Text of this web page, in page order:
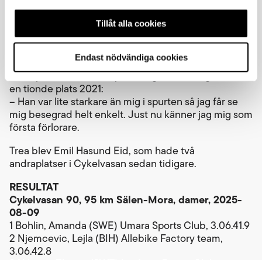
Tillåt alla cookies
Endast nödvändiga cookies
bäst. Och Emil sa på slutet att vi kör för dig, då var
det bara att spara krafterna. Utan Emil, om jag hade
varit ensam, hade det inte gått.
Bästa svensk blev alltså Viktor Lindqvist på
andraplats. Hans bästa placering sedan tidigare var
en tionde plats 2021:
– Han var lite starkare än mig i spurten så jag får se
mig besegrad helt enkelt. Just nu känner jag mig som
första förlorare.
Trea blev Emil Hasund Eid, som hade två
andraplatser i Cykelvasan sedan tidigare.
RESULTAT
Cykelvasan 90, 95 km Sälen-Mora, damer, 2025-
08-09
1 Bohlin, Amanda (SWE) Umara Sports Club, 3.06.41.9
2 Njemcevic, Lejla (BIH) Allebike Factory team,
3.06.42.8